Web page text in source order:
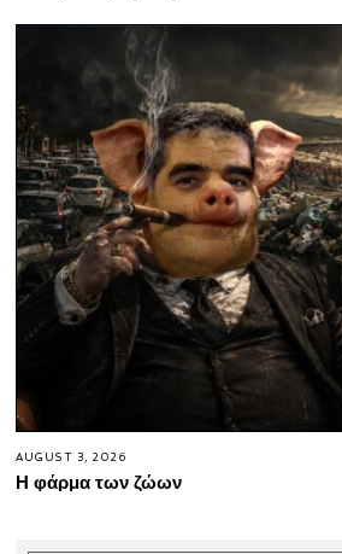
AUGUST 3, 2026
Η φάρμα των ζώων